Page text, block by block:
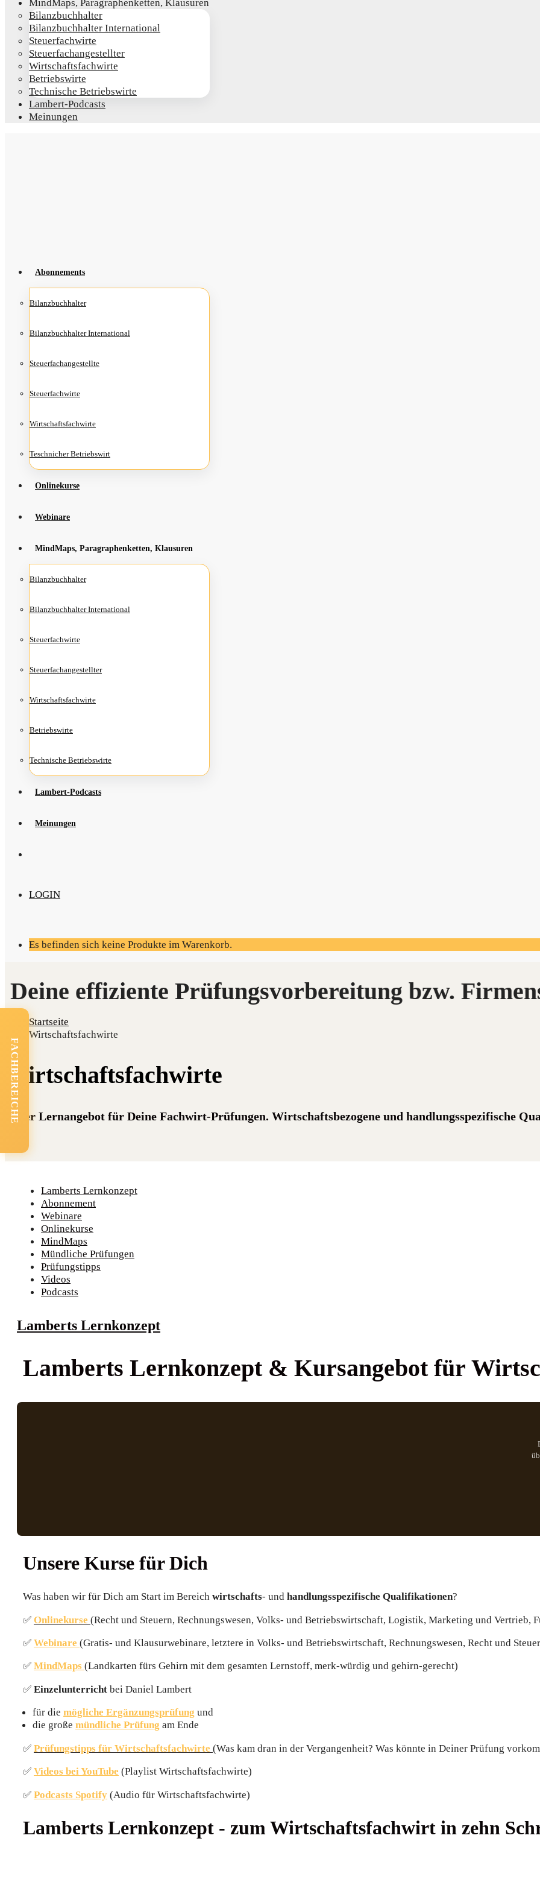
Mind­Maps, Para­gra­phen­ket­ten, Klausuren
Bilanz­buch­hal­ter
Bilanz­buch­hal­ter International
Steu­er­fach­wir­te
Steu­er­fach­an­ge­stell­ter
Wirt­schafts­fach­wir­te
Betriebs­wir­te
Tech­ni­sche Betriebswirte
Lam­­bert-Pod­­casts
Mei­nun­gen
Abon­ne­ments
Bilanz­buch­hal­ter
Bilanz­buch­hal­ter International
Steu­er­fach­an­ge­stell­te
Steu­er­fach­wir­te
Wirt­schafts­fach­wir­te
Teschni­cher Betriebswirt
Online­kur­se
Web­i­na­re
Mind­Maps, Para­gra­phen­ket­ten, Klausuren
Bilanz­buch­hal­ter
Bilanz­buch­hal­ter International
Steu­er­fach­wir­te
Steu­er­fach­an­ge­stell­ter
Wirt­schafts­fach­wir­te
Betriebs­wir­te
Tech­ni­sche Betriebswirte
Lam­­bert-Pod­­casts
Mei­nun­gen
LOGIN
Es befinden sich keine Produkte im Warenkorb.
Startseite
Wirtschaftsfachwirte
Wirt­schafts­fach­wir­te
Unser Lernangebot für Deine Fachwirt-Prüfungen. Wirtschaftsbezogene und handlungsspezifische
Lamberts Lernkonzept
Abonnement
Webinare
Onlinekurse
MindMaps
Mündliche Prüfungen
Prüfungstipps
Videos
Podcasts
Lamberts Lernkonzept
Lamberts Lernkonzept & Kursangebot für
Unsere Kurse für Dich
Was haben wir für Dich am Start im Bereich wirtschafts- und handlungsspezifische Qualifikationen?
✅ Onlinekurse (Recht und Steuern, Rechnungswesen, Volks- und Betriebswirtschaft, Logistik, Marketing und Vertrieb,
✅ Webinare (Gratis- und Klausurwebinare, letztere in Volks- und Betriebswirtschaft, Rechnungswesen, Recht und
✅ MindMaps (Landkarten fürs Gehirn mit dem gesamten Lernstoff, merk-würdig und gehirn-gerecht)
✅ Einzelunterricht bei Daniel Lambert
für die mögliche Ergänzungsprüfung und
die große mündliche Prüfung am Ende
✅ Prüfungstipps für Wirtschaftsfachwirte (Was kam dran in der Vergangenheit? Was könnte in Deiner Prüfung
✅ Videos bei YouTube (Playlist Wirtschaftsfachwirte)
✅ Podcasts Spotify (Audio für Wirtschaftsfachwirte)
Lamberts Lernkonzept - zum Wirtschaftsfachwirt in zehn
FACHBEREICHE